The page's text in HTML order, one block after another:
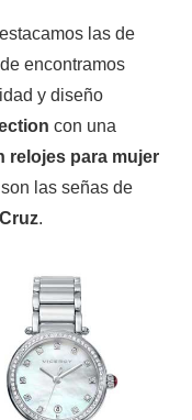
las de
encontramos
y diseño
con una
relojes para mujer
las señas de
.